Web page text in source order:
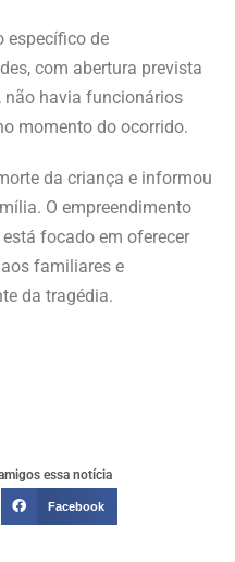
específico de
com abertura prevista
não havia funcionários
momento do ocorrido.
da criança e informou
O empreendimento
focado em oferecer
familiares e
da tragédia.
essa notícia
Facebook